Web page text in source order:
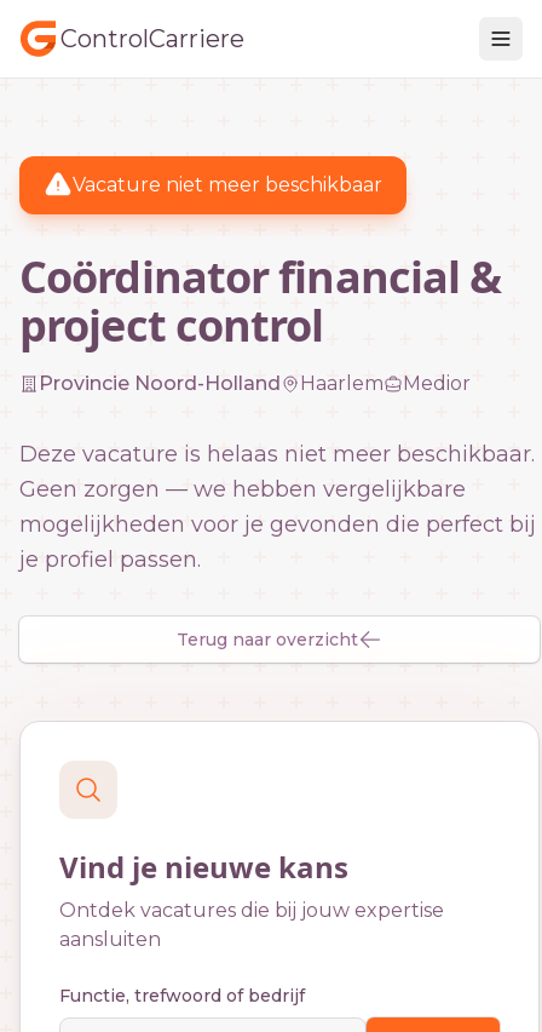
ControlCarriere
Vacature niet meer beschikbaar
Coördinator financial &
project control
Provincie Noord-Holland Haarlem Medior
Deze vacature is helaas niet meer beschikbaar.
Geen zorgen — we hebben vergelijkbare
mogelijkheden voor je gevonden die perfect bij
je profiel passen.
Terug naar overzicht
Vind je nieuwe kans
Ontdek vacatures die bij jouw expertise
aansluiten
Functie, trefwoord of bedrijf